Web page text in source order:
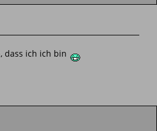
dass ich ich bin